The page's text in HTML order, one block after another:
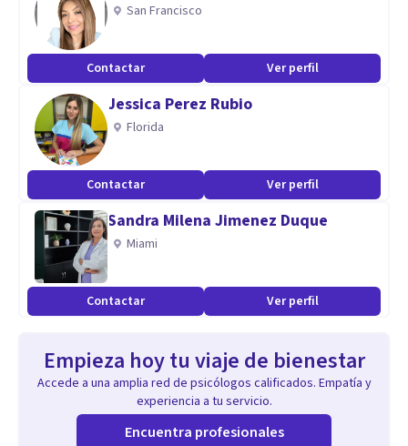
San Francisco
Contactar Ver perfil
Jessica Perez Rubio
Florida
Contactar Ver perfil
Sandra Milena Jimenez Duque
Miami
Contactar Ver perfil
Empieza hoy tu viaje de bienestar
Accede a una amplia red de psicólogos calificados. Empatía y
experiencia a tu servicio.
Encuentra profesionales